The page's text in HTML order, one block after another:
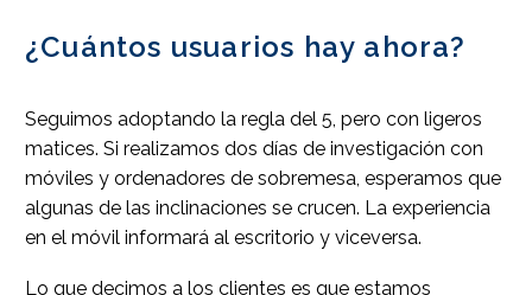
¿Cuántos usuarios hay ahora?
Seguimos adoptando la regla del 5, pero con ligeros
matices. Si realizamos dos días de investigación con
móviles y ordenadores de sobremesa, esperamos que
algunas de las inclinaciones se crucen. La experiencia
en el móvil informará al escritorio y viceversa.
Lo que decimos a los clientes es que estamos